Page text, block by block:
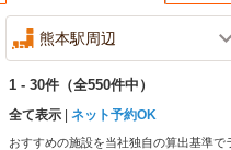
熊本駅周辺
1 - 30件 （全550件中）
全て表示 ネット予約OK
おすすめの施設を当社独自の算出基準で